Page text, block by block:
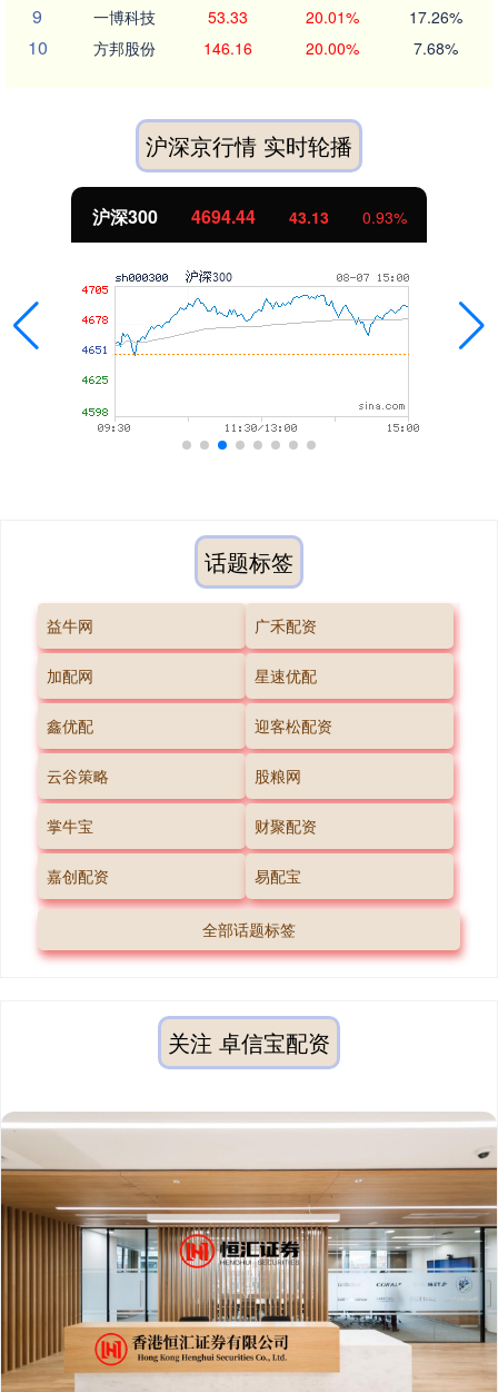
9 一博科技 53.33 20.01% 17.26%
10 方邦股份 146.16 20.00% 7.68%
沪深京行情 实时轮播
沪深300 4694.44 43.13 0.93%
话题标签
益牛网 广禾配资
加配网 星速优配
鑫优配 迎客松配资
云谷策略 股粮网
掌牛宝 财聚配资
嘉创配资 易配宝
全部话题标签
关注 卓信宝配资